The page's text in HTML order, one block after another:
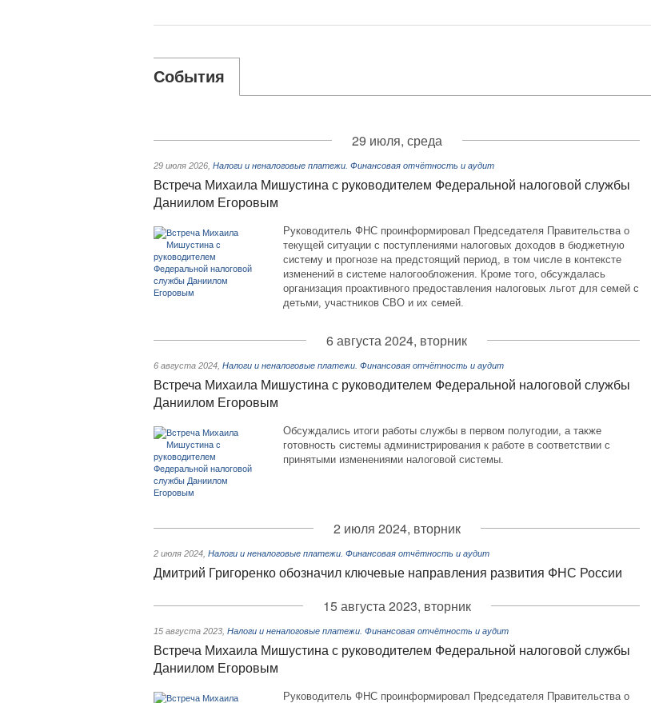
События
29 июля, среда
29 июля 2026 Налоги и неналоговые платежи. Финансовая отчётность и аудит
Встреча Михаила Мишустина с руководителем Федеральной налоговой службы
Даниилом Егоровым
Руководитель ФНС проинформировал Председателя Правительства о
текущей ситуации с поступлениями налоговых доходов в бюджетную
систему и прогнозе на предстоящий период, в том числе в контексте
изменений в системе налогообложения. Кроме того, обсуждалась
организация проактивного предоставления налоговых льгот для семей с
детьми, участников СВО и их семей.
6 августа 2024, вторник
6 августа 2024 Налоги и неналоговые платежи. Финансовая отчётность и аудит
Встреча Михаила Мишустина с руководителем Федеральной налоговой службы
Даниилом Егоровым
Обсуждались итоги работы службы в первом полугодии, а также
готовность системы администрирования к работе в соответствии с
принятыми изменениями налоговой системы.
2 июля 2024, вторник
2 июля 2024 Налоги и неналоговые платежи. Финансовая отчётность и аудит
Дмитрий Григоренко обозначил ключевые направления развития ФНС России
15 августа 2023, вторник
15 августа 2023 Налоги и неналоговые платежи. Финансовая отчётность и аудит
Встреча Михаила Мишустина с руководителем Федеральной налоговой службы
Даниилом Егоровым
Руководитель ФНС проинформировал Председателя Правительства о